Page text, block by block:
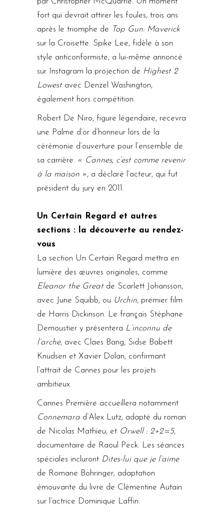
fort qui devrait attirer les foules, trois ans
après le triomphe de Top Gun: Maverick
sur la Croisette. Spike Lee, fidèle à son
style anticonformiste, a lui-même annoncé
sur Instagram la projection de Highest 2
Lowestavec Denzel Washington,
également hors compétition.
Robert De Niro, figure légendaire, recevra
une Palme d’or d’honneur lors de la
cérémonie d’ouverture pour l’ensemble de
sa carrière. « Cannes, c’est comme revenir
à la maison », a déclaré l’acteur, qui fut
président du jury en 2011.
Un Certain Regard et autres
sections : la découverte au rendez-
vous
La section Un Certain Regard mettra en
lumière des œuvres originales, comme
Eleanor the Greatde Scarlett Johansson,
avec June Squibb, ou Urchin, premier film
de Harris Dickinson. Le français Stéphane
Demoustier y présentera L’inconnu de
l’arche, avec Claes Bang, Sidse Babett
Knudsen et Xavier Dolan, confirmant
l’attrait de Cannes pour les projets
ambitieux.
Cannes Première accueillera notamment
Connemara d’Alex Lutz, adapté du roman
de Nicolas Mathieu, et Orwell : 2+2=5,
documentaire de Raoul Peck. Les séances
spéciales incluront Dites-lui que je l’aime
de Romane Bohringer, adaptation
émouvante du livre de Clémentine Autain
sur l’actrice Dominique Laffin.